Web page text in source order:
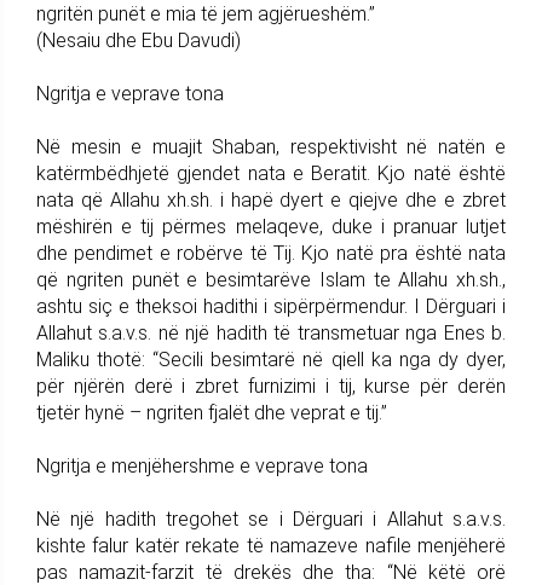
ngritën punët e mia të jem agjërueshëm.”
(Nesaiu dhe Ebu Davudi)
Ngritja e veprave tona
Në mesin e muajit Shaban, respektivisht në natën e
katërmbëdhjetë gjendet nata e Beratit. Kjo natë është
nata që Allahu xh.sh. i hapë dyert e qiejve dhe e zbret
mëshirën e tij përmes melaqeve, duke i pranuar lutjet
dhe pendimet e robërve të Tij. Kjo natë pra është nata
që ngriten punët e besimtarëve Islam te Allahu xh.sh.,
ashtu siç e theksoi hadithi i sipërpërmendur. I Dërguari i
Allahut s.a.v.s. në një hadith të transmetuar nga Enes b.
Maliku thotë: “Secili besimtarë në qiell ka nga dy dyer,
për njërën derë i zbret furnizimi i tij, kurse për derën
tjetër hynë – ngriten fjalët dhe veprat e tij.”
Ngritja e menjëhershme e veprave tona
Në një hadith tregohet se i Dërguari i Allahut s.a.v.s.
kishte falur katër rekate të namazeve nafile menjëherë
pas namazit-farzit të drekës dhe tha: “Në këtë orë